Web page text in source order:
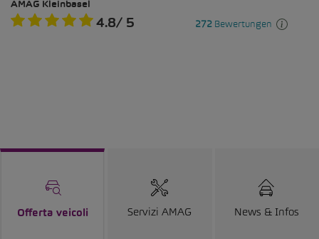
Offerta veicoli Servizi AMAG News & Infos